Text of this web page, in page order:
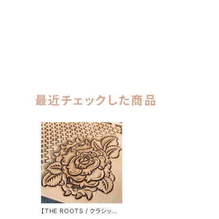
最近チェックした商品
【THE ROOTS / クラシック】i